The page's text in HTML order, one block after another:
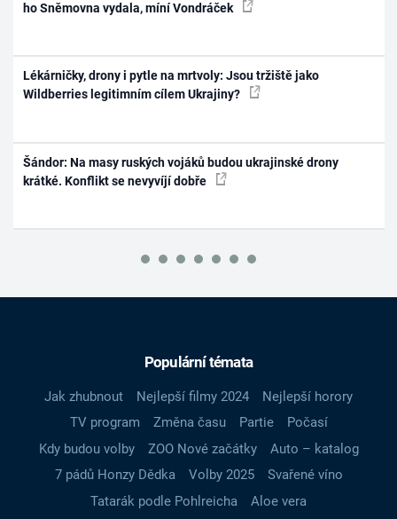
ho Sněmovna vydala, míní Vondráček
Lékárničky, drony i pytle na mrtvoly: Jsou tržiště jako
Wildberries legitimním cílem Ukrajiny?
Šándor: Na masy ruských vojáků budou ukrajinské drony
krátké. Konflikt se nevyvíjí dobře
Populární témata
Jak zhubnout Nejlepší filmy 2024
Nejlepší horory
TV program
Změna času Partie
Počasí
Kdy budou volby
ZOO Nové začátky
Auto – katalog
7 pádů Honzy Dědka
Volby 2025
Svařené víno
Tatarák podle Pohlreicha
Aloe vera